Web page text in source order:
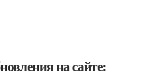
на сайте: